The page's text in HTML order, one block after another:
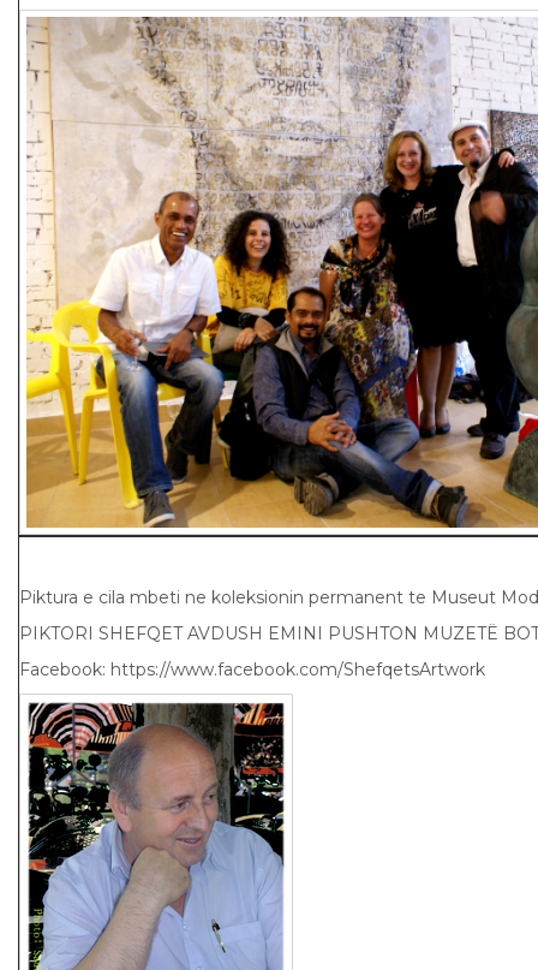
Piktura e cila mbeti ne koleksionin permanent te Museut
PIKTORI SHEFQET AVDUSH EMINI PUSHTON MUZETË
Facebook: https://www.facebook.com/ShefqetsArtwork